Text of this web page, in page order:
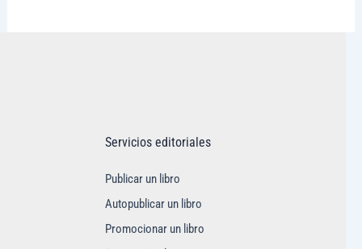
Servicios editoriales
Publicar un libro
Autopublicar un libro
Promocionar un libro